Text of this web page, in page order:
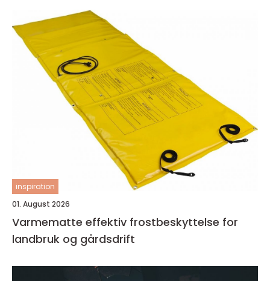
inspiration
01. August 2026
Varmematte effektiv frostbeskyttelse for
landbruk og gårdsdrift